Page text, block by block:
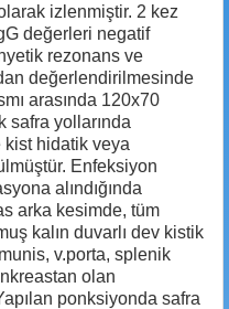
izlenmiştir. 2 kez
değerleri negatif
rezonans ve
değerlendirilmesinde
arasında 120x70
safra yollarında
hidatik veya
Enfeksiyon
alındığında
arka kesimde, tüm
kalın duvarlı dev kistik
v.porta, splenik
olan
ponksiyonda safra